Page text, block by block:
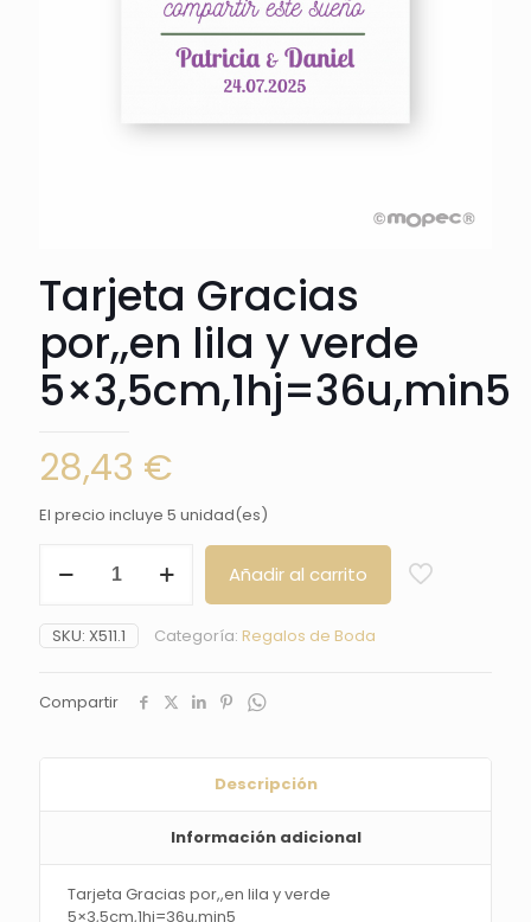
Tarjeta Gracias
por,,en lila y verde
5×3,5cm,1hj=36u,min5
28,43 €
El precio incluye 5 unidad(es)
Gracias
lila
y
5x3,5cm,1hj=36u,min5
cantidad
Añadir al carrito
SKU: X511.1 Categoría: Regalos de Boda
Compartir
Descripción
Información adicional
Tarjeta Gracias por,,en lila y verde
5×3,5cm,1hj=36u,min5